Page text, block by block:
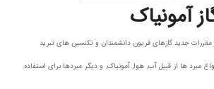
آمونیاک
جدید گازهای فریون دانشمندان و تکنسین های تبرید
مبرد ها از قبیل آب, هوا, آمونیاک, و دیگر مبردها برای استفاده